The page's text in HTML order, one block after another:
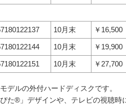
10月末 ￥16,500
10月末 ￥19,900
10月末 ￥27,700
デルの外付ハードディスクです。
た®」デザインや、テレビの視聴時